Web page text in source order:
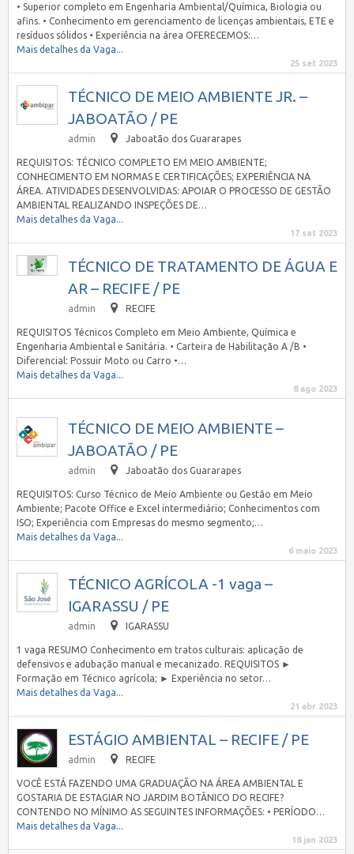
• Superior completo em Engenharia Ambiental/Química, Biologia ou
afins. • Conhecimento em gerenciamento de licenças ambientais, ETE e
resíduos sólidos • Experiência na área OFERECEMOS:…
Mais detalhes da Vaga...
25 set 2023
TÉCNICO DE MEIO AMBIENTE JR. –
JABOATÃO / PE
admin Jaboatão dos Guararapes
REQUISITOS: TÉCNICO COMPLETO EM MEIO AMBIENTE;
CONHECIMENTO EM NORMAS E CERTIFICAÇÕES; EXPERIÊNCIA NA
ÁREA. ATIVIDADES DESENVOLVIDAS: APOIAR O PROCESSO DE GESTÃO
AMBIENTAL REALIZANDO INSPEÇÕES DE…
Mais detalhes da Vaga...
17 set 2023
TÉCNICO DE TRATAMENTO DE ÁGUA E
AR – RECIFE / PE
admin RECIFE
REQUISITOS Técnicos Completo em Meio Ambiente, Química e
Engenharia Ambiental e Sanitária. • Carteira de Habilitação A /B •
Diferencial: Possuir Moto ou Carro •…
Mais detalhes da Vaga...
8 ago 2023
TÉCNICO DE MEIO AMBIENTE –
JABOATÃO / PE
admin Jaboatão dos Guararapes
REQUISITOS: Curso Técnico de Meio Ambiente ou Gestão em Meio
Ambiente; Pacote Office e Excel intermediário; Conhecimentos com
ISO; Experiência com Empresas do mesmo segmento;…
Mais detalhes da Vaga...
6 maio 2023
TÉCNICO AGRÍCOLA -1 vaga –
IGARASSU / PE
admin IGARASSU
1 vaga RESUMO Conhecimento em tratos culturais: aplicação de
defensivos e adubação manual e mecanizado. REQUISITOS ►
Formação em Técnico agrícola; ► Experiência no setor…
Mais detalhes da Vaga...
21 abr 2023
ESTÁGIO AMBIENTAL – RECIFE / PE
admin RECIFE
VOCÊ ESTÁ FAZENDO UMA GRADUAÇÃO NA ÁREA AMBIENTAL E
GOSTARIA DE ESTAGIAR NO JARDIM BOTÂNICO DO RECIFE?
CONTENDO NO MÍNIMO AS SEGUINTES INFORMAÇÕES: • PERÍODO…
Mais detalhes da Vaga...
18 jan 2023